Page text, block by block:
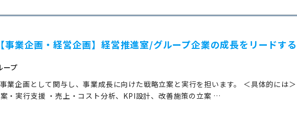
事業企画・経営企画】経営推進室/グループ企業の成長をリードする
ープ
業企画として関与し、事業成長に向けた戦略立案と実行を担います。 ＜具体的には＞
・実行支援 ・売上・コスト分析、KPI設計、改善施策の立案 …